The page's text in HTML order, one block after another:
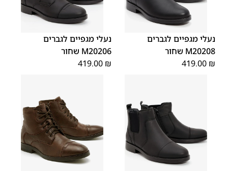
40
41
42
43
44
נעלי מגפיים לגברים
M20208 שחור
419.00 ₪
40
41
42
43
44
נעלי מגפיים לגברים
M20206 שחור
419.00 ₪
41
42
43
44
45